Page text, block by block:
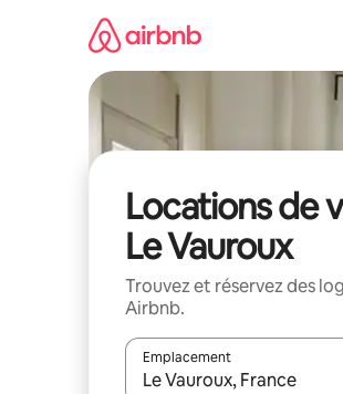
Locations de
Le Vauroux
Trouvez et réservez des
Airbnb.
Emplacement
Quand les résultats sont